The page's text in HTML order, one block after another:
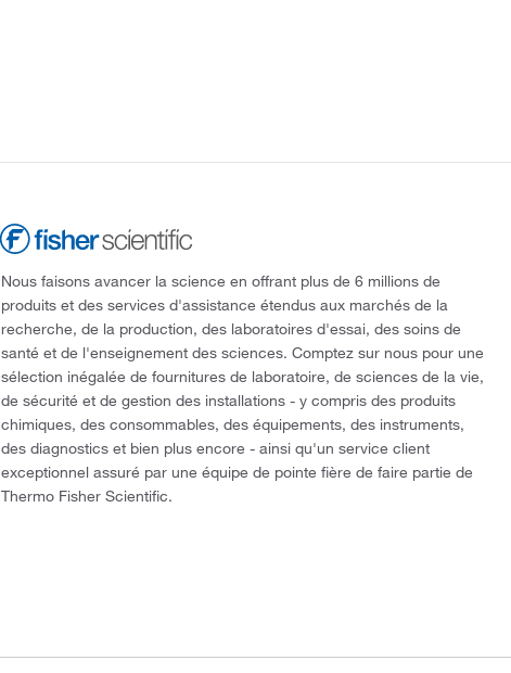
Nous faisons avancer la science en offrant plus de 6 millions de
produits et des services d'assistance étendus aux marchés de la
recherche, de la production, des laboratoires d'essai, des soins de
santé et de l'enseignement des sciences. Comptez sur nous pour une
sélection inégalée de fournitures de laboratoire, de sciences de la vie,
de sécurité et de gestion des installations - y compris des produits
chimiques, des consommables, des équipements, des instruments,
des diagnostics et bien plus encore - ainsi qu'un service client
exceptionnel assuré par une équipe de pointe fière de faire partie de
Thermo Fisher Scientific.